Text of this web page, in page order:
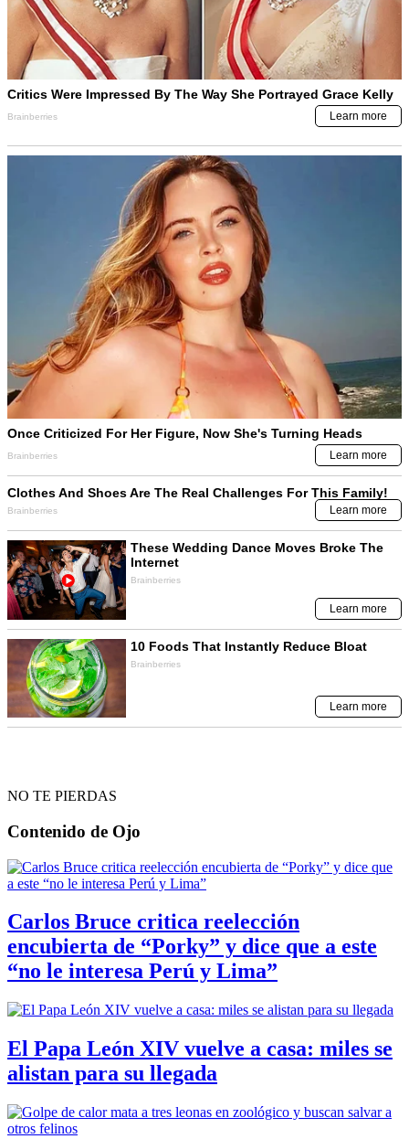
NO TE PIERDAS
Contenido de Ojo
Carlos Bruce critica reelección
encubierta de “Porky” y dice que a este
“no le interesa Perú y Lima”
El Papa León XIV vuelve a casa: miles se
alistan para su llegada